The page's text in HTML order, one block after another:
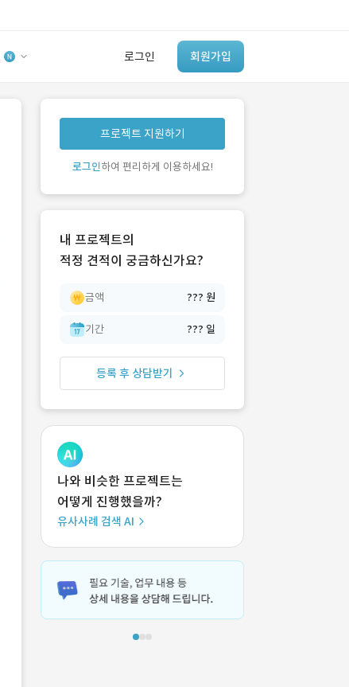
로그인 회원가입
유사사례 검색 AI
‘이런 거’ 만들어본
개발 회사 있어?
프로젝트 지원하기
로그인하여 편리하게 이용하세요!
내 프로젝트의
적정 견적이 궁금하신가요?
금액 ??? 원
기간 ??? 일
등록 후 상담받기
나와 비슷한 프로젝트는
어떻게 진행했을까?
유사사례 검색 AI